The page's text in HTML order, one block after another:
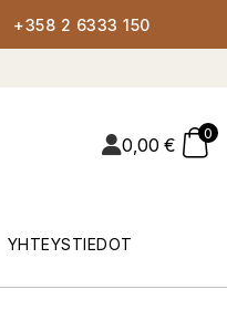
+358 2 6333 150
0,00 €
0
YHTEYSTIEDOT